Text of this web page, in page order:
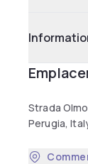
Strada
Perugia,